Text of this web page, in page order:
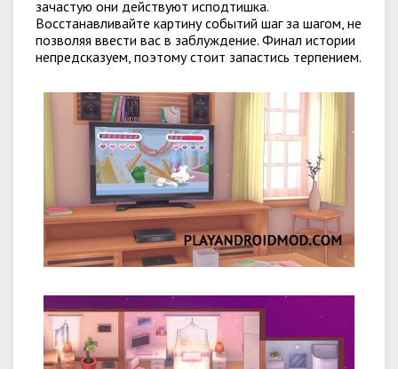
зачастую они действуют исподтишка.
Восстанавливайте картину событий шаг за шагом, не
позволяя ввести вас в заблуждение. Финал истории
непредсказуем, поэтому стоит запастись терпением.